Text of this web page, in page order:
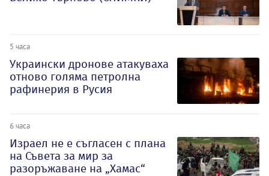
5 часа
Украински дронове атакуваха
отново голяма петролна
рафинерия в Русия
6 часа
Израел не е съгласен с плана
на Съвета за мир за
разоръжаване на „Хамас“